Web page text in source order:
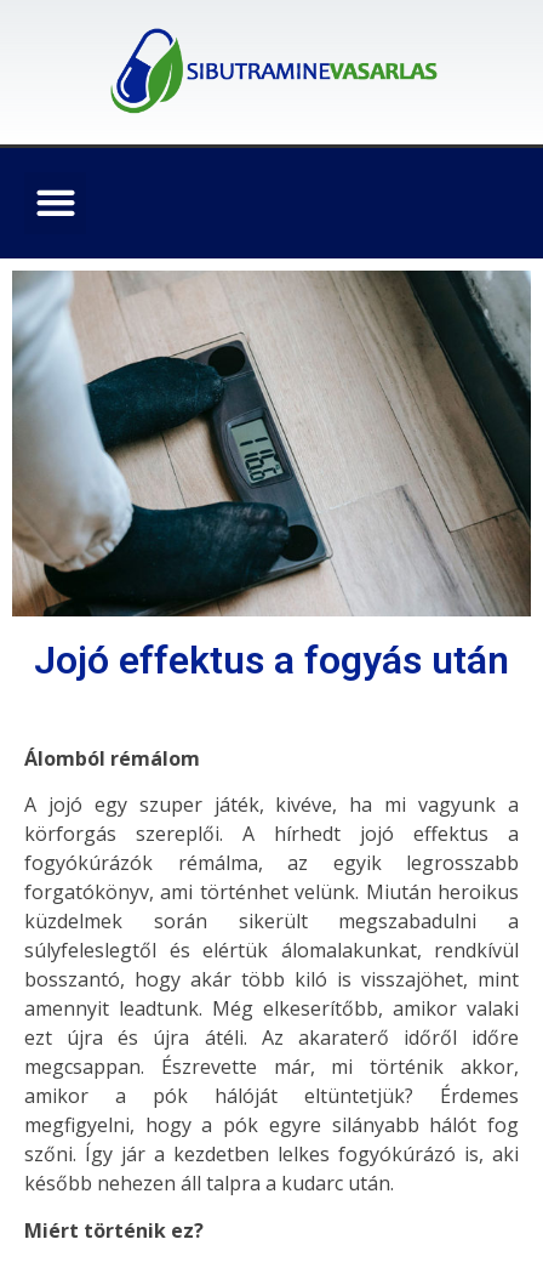
Jojó effektus a fogyás után
Álomból rémálom
A jojó egy szuper játék, kivéve, ha mi vagyunk a
körforgás szereplői. A hírhedt jojó effektus a
fogyókúrázók rémálma, az egyik legrosszabb
forgatókönyv, ami történhet velünk. Miután heroikus
küzdelmek során sikerült megszabadulni a
súlyfeleslegtől és elértük álomalakunkat, rendkívül
bosszantó, hogy akár több kiló is visszajöhet, mint
amennyit leadtunk. Még elkeserítőbb, amikor valaki
ezt újra és újra átéli. Az akaraterő időről időre
megcsappan. Észrevette már, mi történik akkor,
amikor a pók hálóját eltüntetjük? Érdemes
megfigyelni, hogy a pók egyre silányabb hálót fog
szőni. Így jár a kezdetben lelkes fogyókúrázó is, aki
később nehezen áll talpra a kudarc után.
Miért történik ez?